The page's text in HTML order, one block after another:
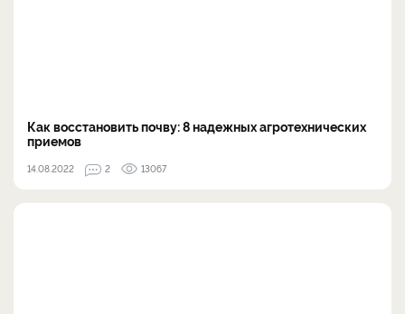
Как восстановить почву: 8 надежных агротехнических
приемов
14.08.2022 2 13067